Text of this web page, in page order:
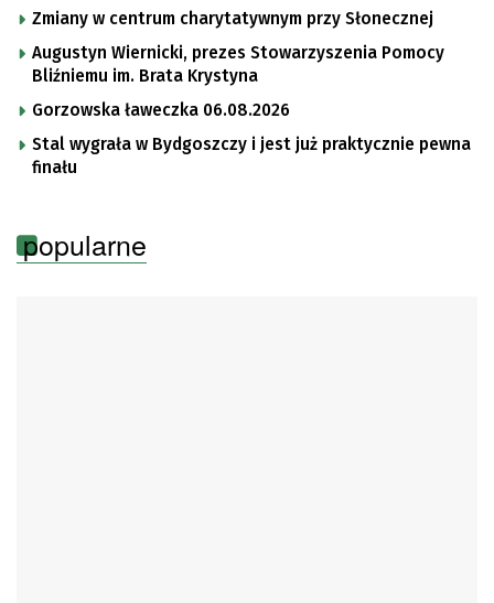
Zmiany w centrum charytatywnym przy Słonecznej
Augustyn Wiernicki, prezes Stowarzyszenia Pomocy
Bliźniemu im. Brata Krystyna
Gorzowska ławeczka 06.08.2026
Stal wygrała w Bydgoszczy i jest już praktycznie pewna
finału
popularne